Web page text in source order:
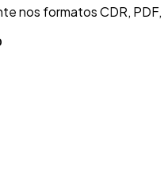
nos formatos CDR,